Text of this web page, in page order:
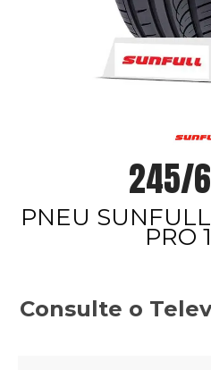
245/
PNEU
PRO
Consulte o